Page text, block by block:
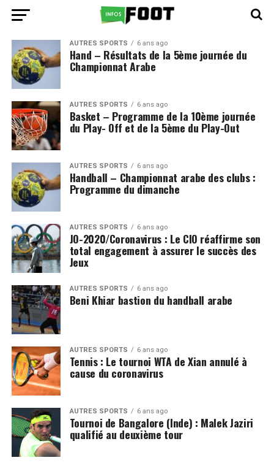
AUTRES SPORTS 6 ans ago
Hand – Résultats de la 5ème journée du
Championnat Arabe
AUTRES SPORTS 6 ans ago
Basket – Programme de la 10ème journée
du Play- Off et de la 5ème du Play-Out
AUTRES SPORTS 6 ans ago
Handball – Championnat arabe des clubs :
Programme du dimanche
AUTRES SPORTS 6 ans ago
JO-2020/Coronavirus : Le CIO réaffirme son
total engagement à assurer le succès des
Jeux
AUTRES SPORTS 6 ans ago
Beni Khiar bastion du handball arabe
AUTRES SPORTS 6 ans ago
Tennis : Le tournoi WTA de Xian annulé à
cause du coronavirus
AUTRES SPORTS 6 ans ago
Tournoi de Bangalore (Inde) : Malek Jaziri
qualifié au deuxième tour